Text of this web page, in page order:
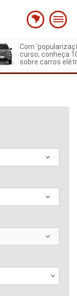
Com
curso, conheça
sobre carros